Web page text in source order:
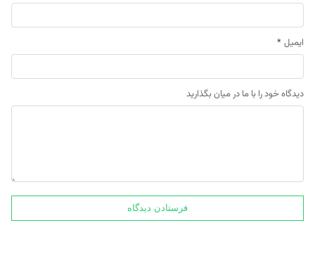
ایمیل *
دیدگاه خود را با ما در میان بگذارید